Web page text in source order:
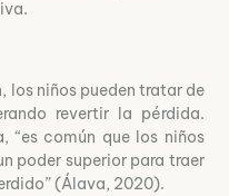
los niños pueden tratar de
revertir la pérdida.
“es común que los niños
poder superior para traer
(Álava, 2020).